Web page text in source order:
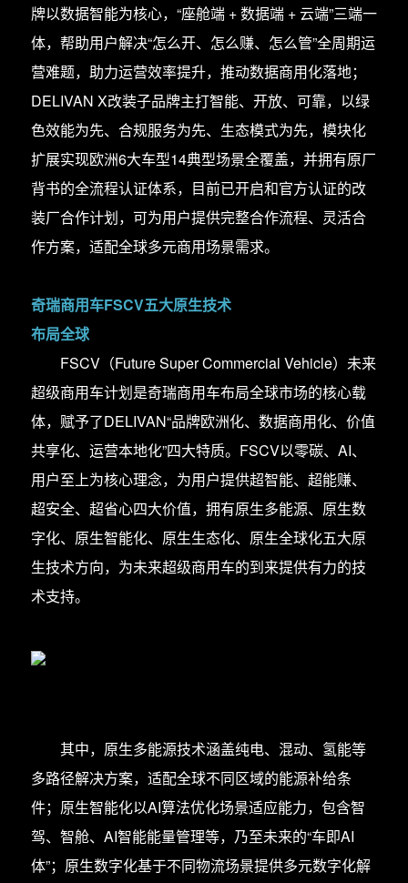
牌以数据智能为核心，“座舱端 + 数据端 + 云端”三端一
体，帮助用户解决“怎么开、怎么赚、怎么管”全周期运
营难题，助力运营效率提升，推动数据商用化落地；
DELIVAN X改装子品牌主打智能、开放、可靠，以绿
色效能为先、合规服务为先、生态模式为先，模块化
扩展实现欧洲6大车型14典型场景全覆盖，并拥有原厂
背书的全流程认证体系，目前已开启和官方认证的改
装厂合作计划，可为用户提供完整合作流程、灵活合
作方案，适配全球多元商用场景需求。
奇瑞商用车FSCV五大原生技术
布局全球
FSCV（Future Super Commercial Vehicle）未来
超级商用车计划是奇瑞商用车布局全球市场的核心载
体，赋予了DELIVAN“品牌欧洲化、数据商用化、价值
共享化、运营本地化”四大特质。FSCV以零碳、AI、
用户至上为核心理念，为用户提供超智能、超能赚、
超安全、超省心四大价值，拥有原生多能源、原生数
字化、原生智能化、原生生态化、原生全球化五大原
生技术方向，为未来超级商用车的到来提供有力的技
术支持。
其中，原生多能源技术涵盖纯电、混动、氢能等
多路径解决方案，适配全球不同区域的能源补给条
件；原生智能化以AI算法优化场景适应能力，包含智
驾、智舱、AI智能能量管理等，乃至未来的“车即AI
体”；原生数字化基于不同物流场景提供多元数字化解